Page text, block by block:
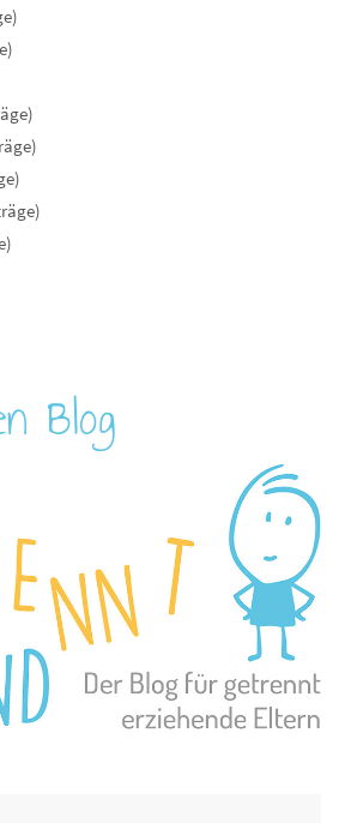
Blog